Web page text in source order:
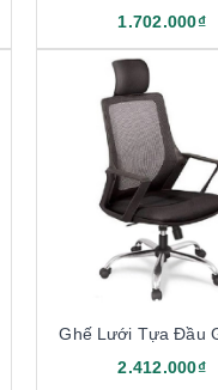
1.702.000₫
Ghế Lưới Tựa Đầu
2.412.000₫